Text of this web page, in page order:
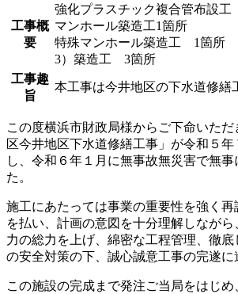
工事概
要
強化プラスチック複合管布設
マンホール築造工1箇所
特殊マンホール築造工 1箇所
3）築造工 3箇所
工事趣
旨
本工事は今井地区の下水道修繕
この度横浜市財政局様からご下命いた
区今井地区下水道修繕工事」が令和５
し、令和６年１月に無事故無災害で無
た。
施工にあたっては事業の重要性を強く
を払い、計画の意図を十分理解しなが
力の総力を上げ、綿密な工程管理、徹
の安全対策の下、誠心誠意工事の完遂に
この施設の完成まで発注ご当局をはじ